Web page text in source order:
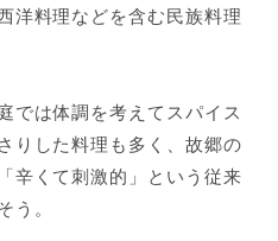
洋料理などを含む民族料理
では体調を考えてスパイス
りした料理も多く、故郷の
辛くて刺激的」という従来
う。